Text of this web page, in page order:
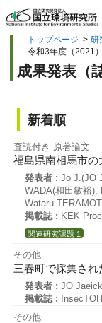
トップページ > 研
令和3年度（2021）
成果発表（
新着順
査読付き 原著論文
福島県南相馬市
発表者 : Jo J.(JO
WADA(和田敏裕),
Wataru
掲載誌 : KEK
関連研究課題 1
その他
三春町で採集さ
発表者 : JO
掲載誌 :
その他